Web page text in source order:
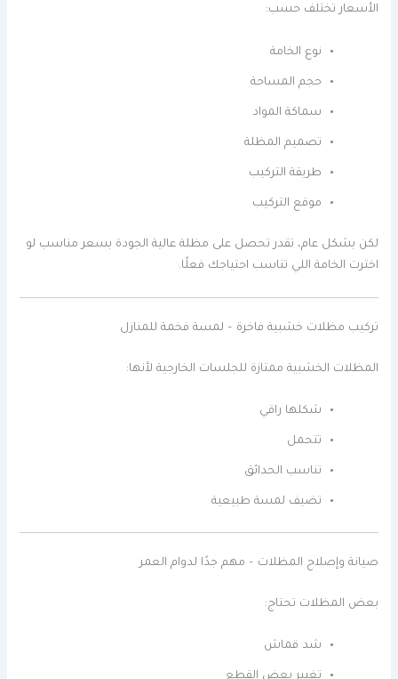
الأسعار تختلف حسب:
نوع الخامة
حجم المساحة
سماكة المواد
تصميم المظلة
طريقة التركيب
موقع التركيب
لكن بشكل عام، تقدر تحصل على مظلة عالية الجودة بسعر مناسب لو
اخترت الخامة اللي تناسب احتياجك فعلًا.
تركيب مظلات خشبية فاخرة – لمسة فخمة للمنازل
المظلات الخشبية ممتازة للجلسات الخارجية لأنها:
شكلها راقي
تتحمل
تناسب الحدائق
تضيف لمسة طبيعية
صيانة وإصلاح المظلات – مهم جدًا لدوام العمر
بعض المظلات تحتاج:
شد قماش
تغيير بعض القطع